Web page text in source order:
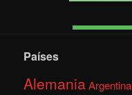
Países
AlemaniaArgentina